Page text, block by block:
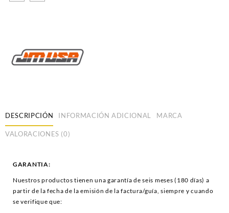
DESCRIPCIÓN INFORMACIÓN ADICIONAL MARCA
VALORACIONES (0)
GARANTIA:
Nuestros productos tienen una garantía de seis meses (180 días) a
partir de la fecha de la emisión de la factura/guía, siempre y cuando
se verifique que: